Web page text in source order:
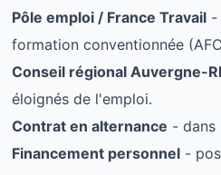
Pôle emploi / France Travail -
formation conventionnée
Conseil régional Auvergne-
éloignés de l'emploi.
Contrat en alternance - dans
Financement personnel -